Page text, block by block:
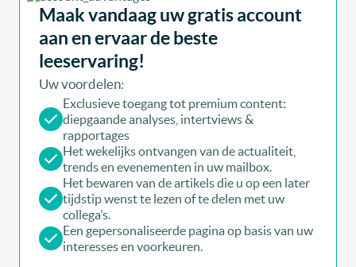
Maak vandaag uw gratis account
aan en ervaar de beste
leeservaring!
Uw voordelen:
Exclusieve toegang tot premium content:
diepgaande analyses, intertviews &
rapportages
Het wekelijks ontvangen van de actualiteit,
trends en evenementen in uw mailbox.
Het bewaren van de artikels die u op een later
tijdstip wenst te lezen of te delen met uw
collega’s.
Een gepersonaliseerde pagina op basis van uw
interesses en voorkeuren.